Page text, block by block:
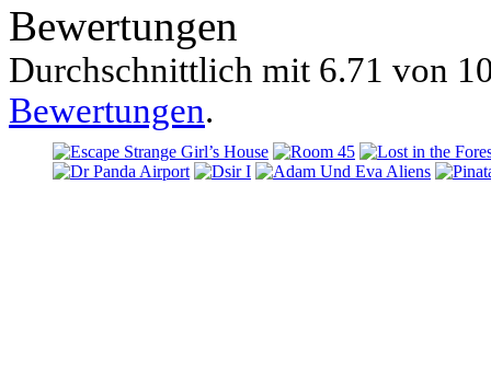
Bewertungen
Durchschnittlich mit 6.71 von
Bewertungen.